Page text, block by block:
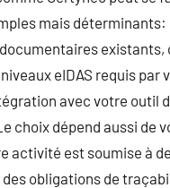
mais
existants,
eIDAS requis par
avec votre outil
choix dépend aussi de
activité est soumise à
des obligations de